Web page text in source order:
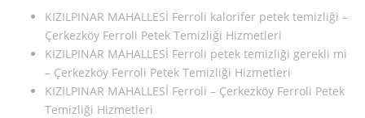
KIZILPINAR MAHALLESİ Ferroli kalorifer petek temizliği –
Çerkezköy Ferroli Petek Temizliği Hizmetleri
KIZILPINAR MAHALLESİ Ferroli petek temizliği gerekli mi
– Çerkezköy Ferroli Petek Temizliği Hizmetleri
KIZILPINAR MAHALLESİ Ferroli – Çerkezköy Ferroli Petek
Temizliği Hizmetleri